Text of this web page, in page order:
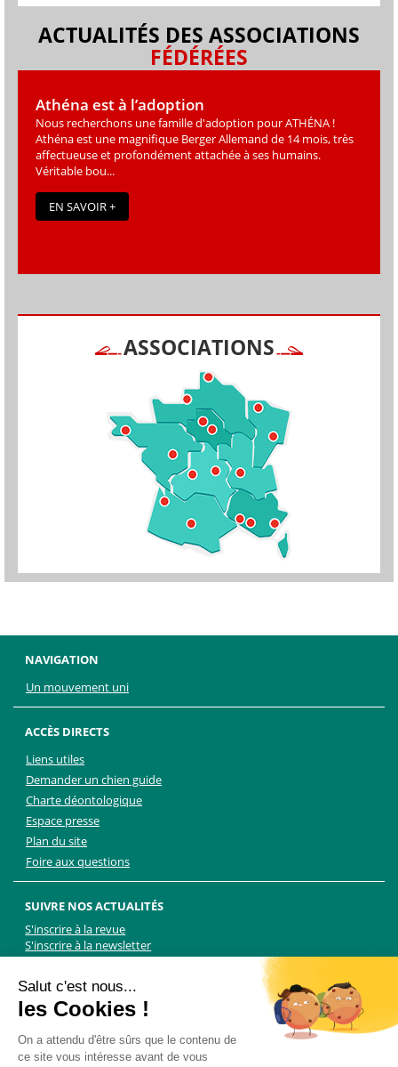
ACTUALITÉS DES ASSOCIATIONS
FÉDÉRÉES
Athéna est à l’adoption
Nous recherchons une famille d'adoption pour ATHÉNA !
Athéna est une magniﬁque Berger Allemand de 14 mois, très
affectueuse et profondément attachée à ses humains.
Véritable bou...
EN SAVOIR +
ASSOCIATIONS
NAVIGATION
Un mouvement uni
ACCÈS DIRECTS
Liens utiles
Demander un chien guide
Charte déontologique
Espace presse
Plan du site
Foire aux questions
SUIVRE NOS ACTUALITÉS
S'inscrire à la revue
S'inscrire à la newsletter
TikTok
NOUS CONTACTER
Les Chiens Guides d'aveugles - FFAC
Salut c'est nous...
les Cookies !
On a attendu d'être sûrs que le contenu de
ce site vous intéresse avant de vous